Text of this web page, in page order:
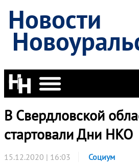
Новости
В Свердловской
стартовали Дни НКО
15.12.2020 | 16:03 Социум